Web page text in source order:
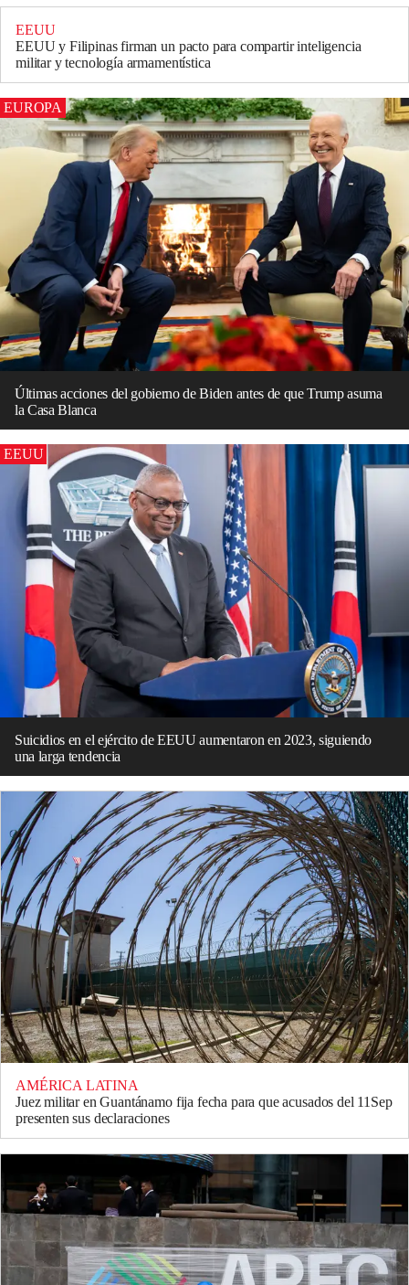
EEUU
EEUU y Filipinas firman un pacto para compartir inteligencia
militar y tecnología armamentística
EUROPA
Últimas acciones del gobierno de Biden antes de que Trump asuma
la Casa Blanca
EEUU
Suicidios en el ejército de EEUU aumentaron en 2023, siguiendo
una larga tendencia
AMÉRICA LATINA
Juez militar en Guantánamo fija fecha para que acusados del 11Sep
presenten sus declaraciones